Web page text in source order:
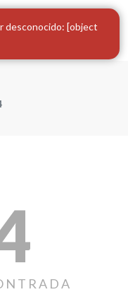
desconocido: [object